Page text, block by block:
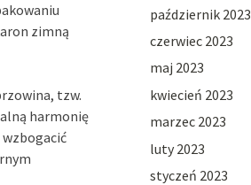
zimną
tzw.
harmonię
wzbogacić
październik 2023
czerwiec 2023
maj 2023
kwiecień 2023
marzec 2023
luty 2023
styczeń 2023